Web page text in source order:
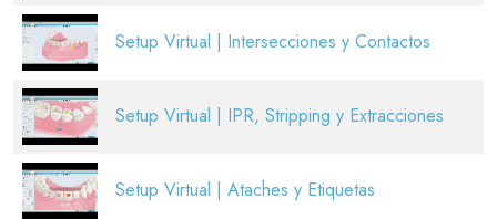
Setup Virtual | Intersecciones y Contactos
Setup Virtual | IPR, Stripping y Extracciones
Setup Virtual | Ataches y Etiquetas